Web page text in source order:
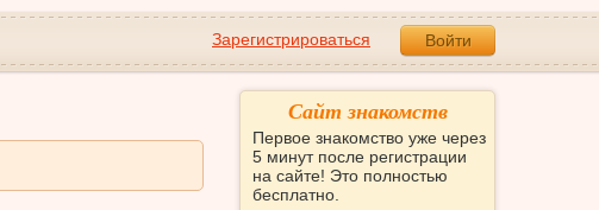
Зарегистрироваться Войти
Сайт знакомств
Первое знакомство уже через
5 минут после регистрации
на сайте! Это полностью
бесплатно.